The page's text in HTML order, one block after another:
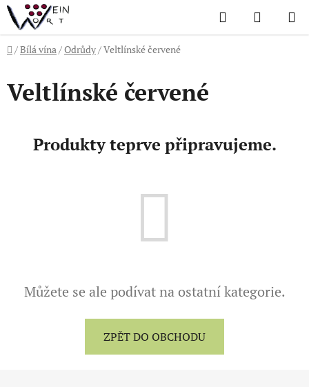
Přejít
na
obsah
Hledat
KOŠÍK
Domů
/Bílá vína/Odrůdy/Veltlínské červené
Veltlínské červené
Produkty teprve připravujeme.
Můžete se ale podívat na ostatní kategorie.
ZPĚT DO OBCHODU